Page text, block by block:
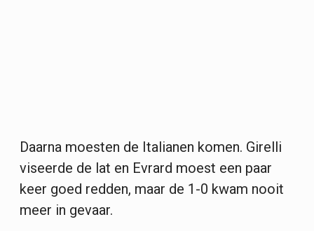
Daarna moesten de Italianen komen. Girelli
viseerde de lat en Evrard moest een paar
keer goed redden, maar de 1-0 kwam nooit
meer in gevaar.